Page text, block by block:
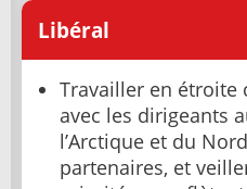
Libéral
Travailler en étroite
avec les dirigeants
l’Arctique et du
partenaires, et